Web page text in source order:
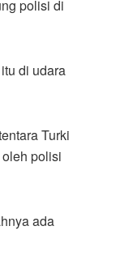
polisi di
di udara
Turki
polisi
ada